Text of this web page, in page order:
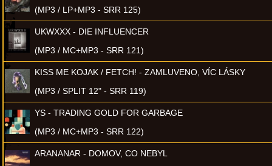
(MP3 / LP+MP3 - SRR 125)
UKWXXX - DIE INFLUENCER
(MP3 / MC+MP3 - SRR 121)
KISS ME KOJAK / FETCH! - ZAMLUVENO, VÍC LÁSKY
(MP3 / SPLIT 12" - SRR 119)
YS - TRADING GOLD FOR GARBAGE
(MP3 / MC+MP3 - SRR 122)
ARANANAR - DOMOV, CO NEBYL